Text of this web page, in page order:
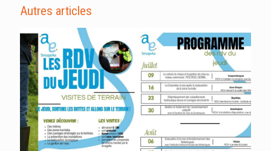
Autres articles